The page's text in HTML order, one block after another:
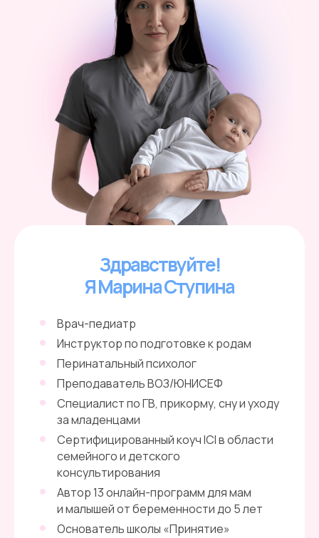
Здравствуйте!
Я Марина Ступина
Врач-педиатр
Инструктор по подготовке к родам
Перинатальный психолог
Преподаватель ВОЗ/ЮНИСЕФ
Специалист по ГВ, прикорму, сну и уходу
за младенцами
Сертифицированный коуч ICI в области
семейного и детского
консультирования
Автор 13 онлайн-программ для мам
и малышей от беременности до 5 лет
Основатель школы «Принятие»